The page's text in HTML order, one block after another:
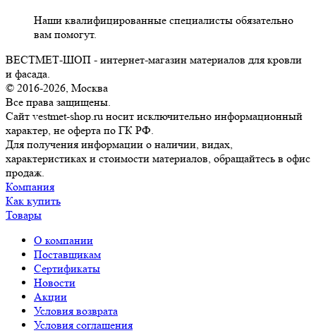
Наши квалифицированные специалисты обязательно
вам помогут.
ВЕСТМЕТ-ШОП - интернет-магазин материалов для кровли
и фасада.
© 2016-2026, Москва
Все права защищены.
Сайт vestmet-shop.ru носит исключительно информационный
характер, не оферта по ГК РФ.
Для получения информации о наличии, видах,
характеристиках и стоимости материалов, обращайтесь в офис
продаж.
Компания
Как купить
Товары
О компании
Поставщикам
Сертификаты
Новости
Акции
Условия возврата
Условия соглашения